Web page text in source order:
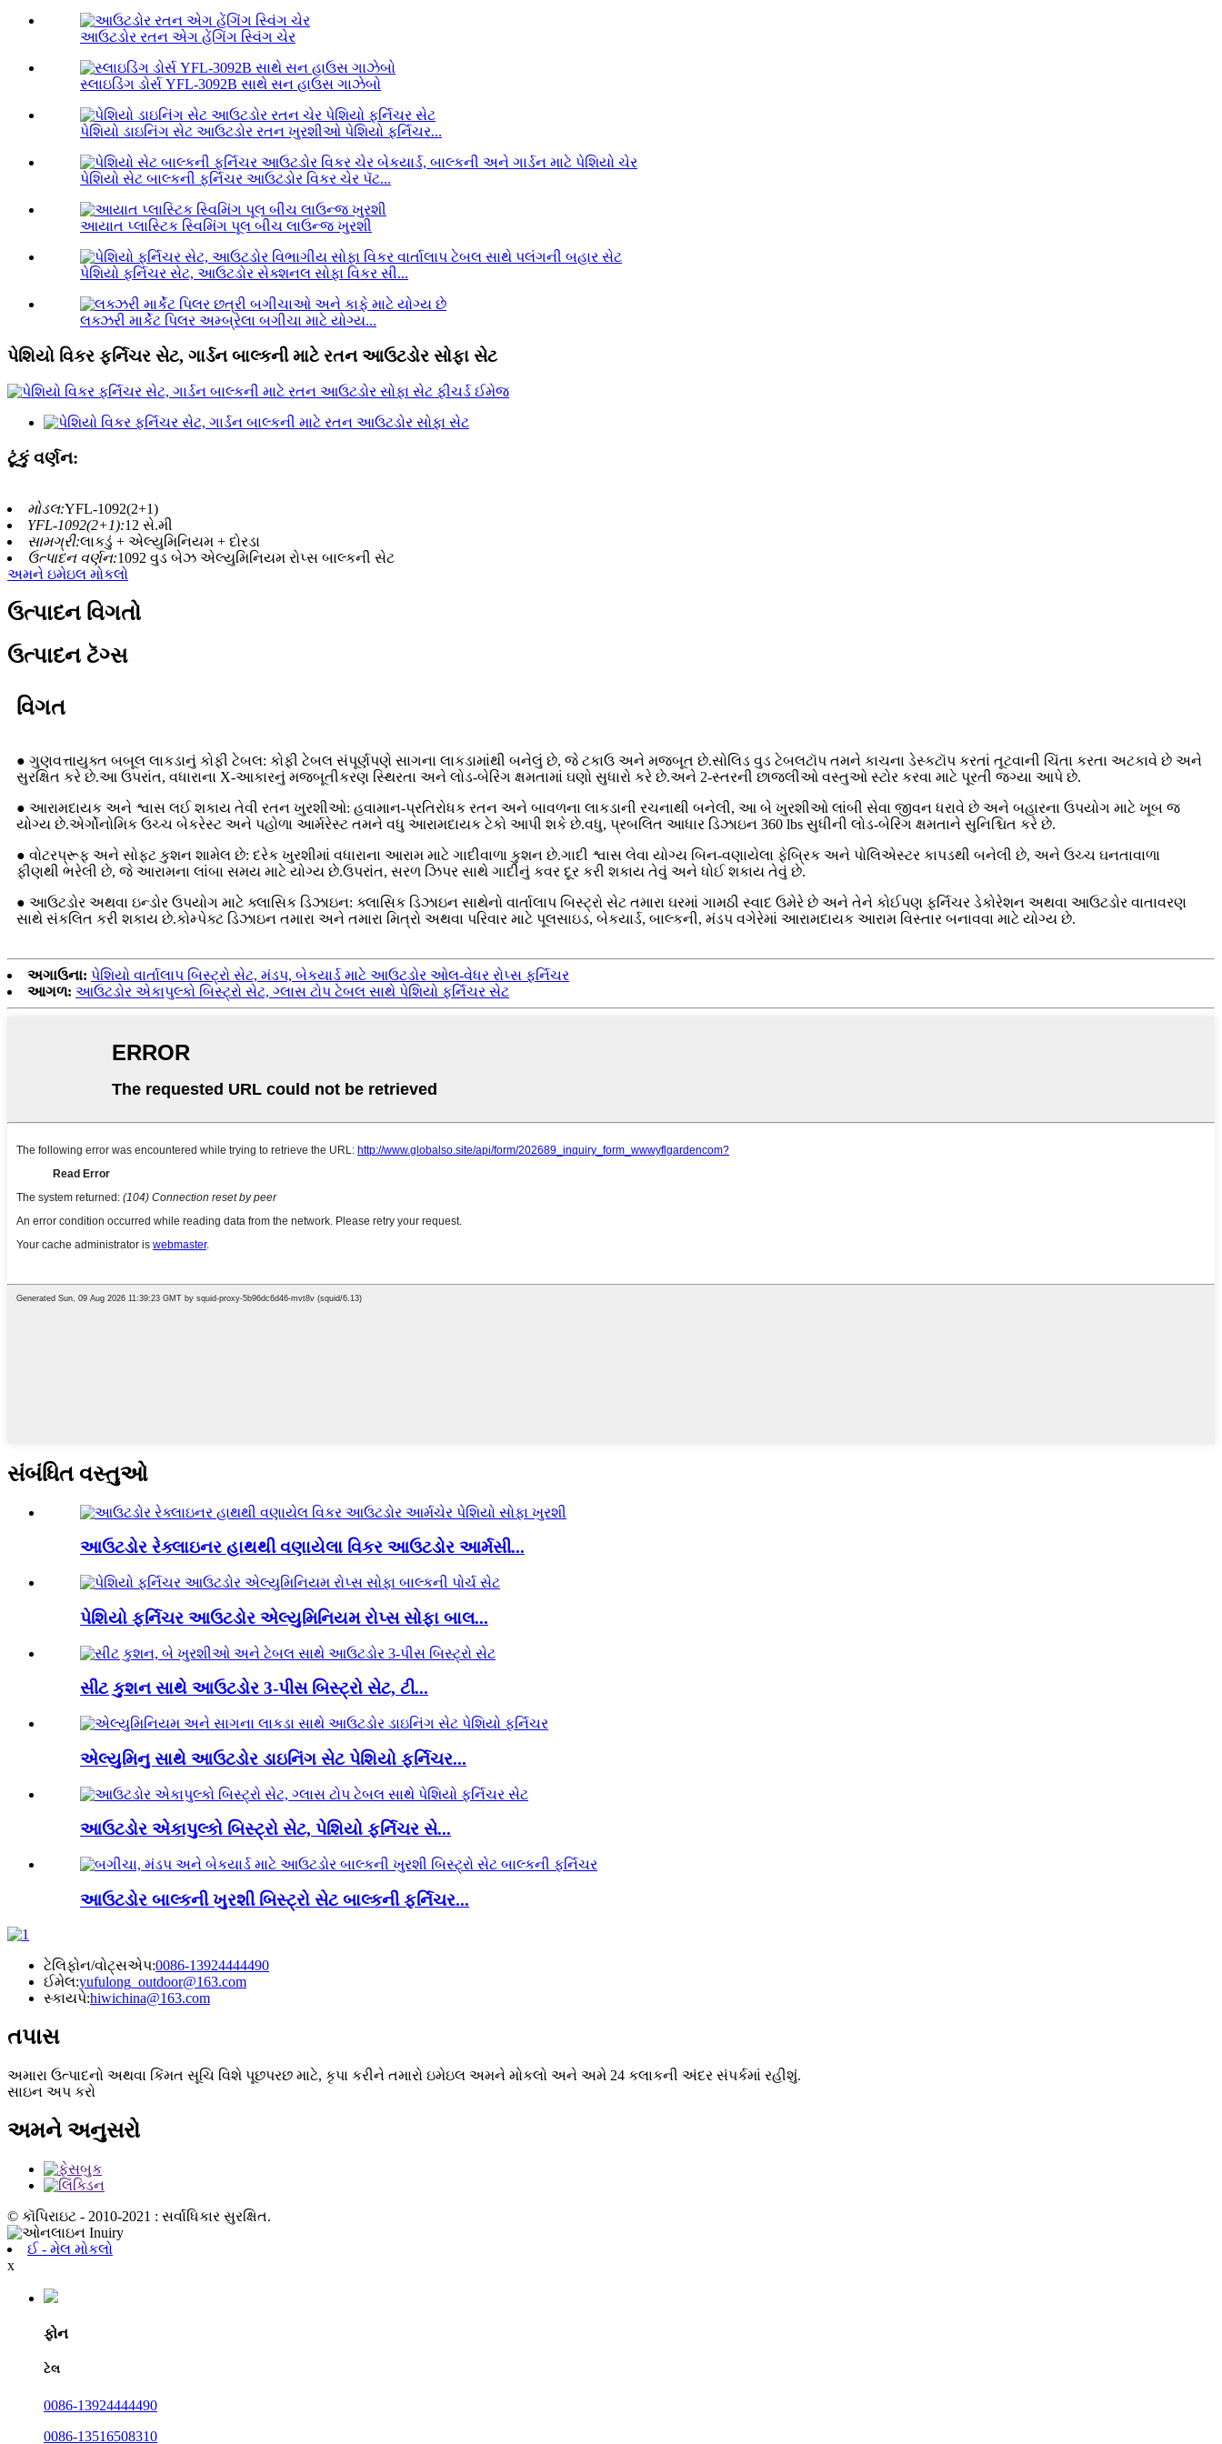
આઉટડોર રતન એગ હેંગિંગ સ્વિંગ ચેર
સ્લાઇડિંગ ડોર્સ YFL-3092B સાથે સન હાઉસ ગાઝેબો
પેશિયો ડાઇનિંગ સેટ આઉટડોર રતન ખુરશીઓ પેશિયો ફર્નિચર...
પેશિયો સેટ બાલ્કની ફર્નિચર આઉટડોર વિકર ચેર પૅટ...
આયાત પ્લાસ્ટિક સ્વિમિંગ પૂલ બીચ લાઉન્જ ખુરશી
પેશિયો ફર્નિચર સેટ, આઉટડોર સેક્શનલ સોફા વિકર સી...
લક્ઝરી માર્કેટ પિલર અમ્બ્રેલા બગીચા માટે યોગ્ય...
પેશિયો વિકર ફર્નિચર સેટ, ગાર્ડન બાલ્કની માટે રતન આઉટડોર સોફા સેટ
ટૂંકું વર્ણન:
મોડલ:YFL-1092(2+1)
YFL-1092(2+1):12 સે.મી
સામગ્રી:લાકડું + એલ્યુમિનિયમ + દોરડા
ઉત્પાદન વર્ણન:1092 વુડ બેઝ એલ્યુમિનિયમ રોપ્સ બાલ્કની સેટ
અમને ઇમેઇલ મોકલો
ઉત્પાદન વિગતો
ઉત્પાદન ટૅગ્સ
વિગત
● ગુણવત્તાયુક્ત બબૂલ લાકડાનું કોફી ટેબલ: કોફી ટેબલ સંપૂર્ણપણે સાગના લાકડામાંથી બનેલું છે, જે ટકાઉ અને મજબૂત છે.સોલિડ વુડ ટેબલટૉપ તમને કાચના ડેસ્કટૉપ કરતાં તૂટવાની ચિંતા કરતા અટકાવે છે અને
સુરક્ષિત કરે છે.આ ઉપરાંત, વધારાના X-આકારનું મજબૂતીકરણ સ્થિરતા અને લોડ-બેરિંગ ક્ષમતામાં ઘણો સુધારો કરે છે.અને 2-સ્તરની છાજલીઓ વસ્તુઓ સ્ટોર કરવા માટે પૂરતી જગ્યા આપે છે.
● આરામદાયક અને શ્વાસ લઈ શકાય તેવી રતન ખુરશીઓ: હવામાન-પ્રતિરોધક રતન અને બાવળના લાકડાની રચનાથી બનેલી, આ બે ખુરશીઓ લાંબી સેવા જીવન ધરાવે છે અને બહારના ઉપયોગ માટે ખૂબ જ
યોગ્ય છે.એર્ગોનોમિક ઉચ્ચ બેકરેસ્ટ અને પહોળા આર્મરેસ્ટ તમને વધુ આરામદાયક ટેકો આપી શકે છે.વધુ, પ્રબલિત આધાર ડિઝાઇન 360 lbs સુધીની લોડ-બેરિંગ ક્ષમતાને સુનિશ્ચિત કરે છે.
● વોટરપ્રૂફ અને સોફ્ટ કુશન શામેલ છે: દરેક ખુરશીમાં વધારાના આરામ માટે ગાદીવાળા કુશન છે.ગાદી શ્વાસ લેવા યોગ્ય બિન-વણાયેલા ફેબ્રિક અને પોલિએસ્ટર કાપડથી બનેલી છે, અને ઉચ્ચ ઘનતાવાળા
ફીણથી ભરેલી છે, જે આરામના લાંબા સમય માટે યોગ્ય છે.ઉપરાંત, સરળ ઝિપર સાથે ગાદીનું કવર દૂર કરી શકાય તેવું અને ધોઈ શકાય તેવું છે.
● આઉટડોર અથવા ઇન્ડોર ઉપયોગ માટે ક્લાસિક ડિઝાઇન: ક્લાસિક ડિઝાઇન સાથેનો વાર્તાલાપ બિસ્ટ્રો સેટ તમારા ઘરમાં ગામઠી સ્વાદ ઉમેરે છે અને તેને કોઈપણ ફર્નિચર ડેકોરેશન અથવા આઉટડોર વાતાવરણ
સાથે સંકલિત કરી શકાય છે.કોમ્પેક્ટ ડિઝાઇન તમારા અને તમારા મિત્રો અથવા પરિવાર માટે પૂલસાઇડ, બેકયાર્ડ, બાલ્કની, મંડપ વગેરેમાં આરામદાયક આરામ વિસ્તાર બનાવવા માટે યોગ્ય છે.
અગાઉના: પેશિયો વાર્તાલાપ બિસ્ટ્રો સેટ, મંડપ, બેકયાર્ડ માટે આઉટડોર ઓલ-વેધર રોપ્સ ફર્નિચર
આગળ: આઉટડોર એકાપુલ્કો બિસ્ટ્રો સેટ, ગ્લાસ ટોપ ટેબલ સાથે પેશિયો ફર્નિચર સેટ
સંબંધિત વસ્તુઓ
આઉટડોર રેક્લાઇનર હાથથી વણાયેલા વિકર આઉટડોર આર્મસી...
પેશિયો ફર્નિચર આઉટડોર એલ્યુમિનિયમ રોપ્સ સોફા બાલ...
સીટ કુશન સાથે આઉટડોર 3-પીસ બિસ્ટ્રો સેટ, ટી...
એલ્યુમિનુ સાથે આઉટડોર ડાઇનિંગ સેટ પેશિયો ફર્નિચર...
આઉટડોર એકાપુલ્કો બિસ્ટ્રો સેટ, પેશિયો ફર્નિચર સે...
આઉટડોર બાલ્કની ખુરશી બિસ્ટ્રો સેટ બાલ્કની ફર્નિચર...
ટેલિફોન/વોટ્સએપ:0086-13924444490
ઈમેલ:yufulong_outdoor@163.com
સ્કાયપે:hiwichina@163.com
તપાસ
અમારા ઉત્પાદનો અથવા કિંમત સૂચિ વિશે પૂછપરછ માટે, કૃપા કરીને તમારો ઇમેઇલ અમને મોકલો અને અમે 24 કલાકની અંદર સંપર્કમાં રહીશું.
સાઇન અપ કરો
અમને અનુસરો
© કૉપિરાઇટ - 2010-2021 : સર્વાધિકાર સુરક્ષિત.
ઈ - મેલ મોકલો
x
ફોન
ટેલ
0086-13924444490
0086-13516508310